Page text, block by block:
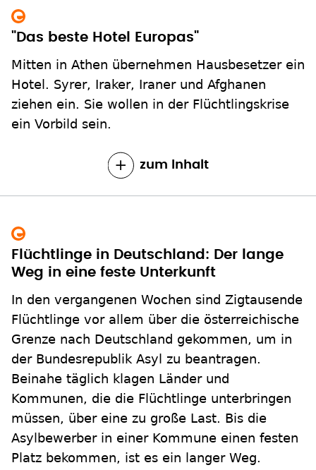
"Das beste Hotel Europas"
Mitten in Athen übernehmen Hausbesetzer ein
Hotel. Syrer, Iraker, Iraner und Afghanen
ziehen ein. Sie wollen in der Flüchtlingskrise
ein Vorbild sein.
zum Inhalt
Flüchtlinge in Deutschland: Der lange
Weg in eine feste Unterkunft
In den vergangenen Wochen sind Zigtausende
Flüchtlinge vor allem über die österreichische
Grenze nach Deutschland gekommen, um in
der Bundesrepublik Asyl zu beantragen.
Beinahe täglich klagen Länder und
Kommunen, die die Flüchtlinge unterbringen
müssen, über eine zu große Last. Bis die
Asylbewerber in einer Kommune einen festen
Platz bekommen, ist es ein langer Weg.